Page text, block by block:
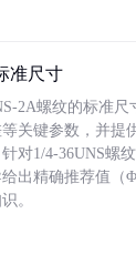
准尺寸
2A螺纹的标准尺
关键参数，并提
对1/4-36UNS螺
出精确推荐值（
。